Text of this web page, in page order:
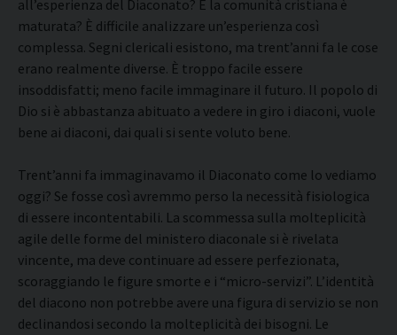
all’esperienza del Diaconato? E la comunità cristiana è
maturata? È difficile analizzare un’esperienza così
complessa. Segni clericali esistono, ma trent’anni fa le cose
erano realmente diverse. È troppo facile essere
insoddisfatti; meno facile immaginare il futuro. Il popolo di
Dio si è abbastanza abituato a vedere in giro i diaconi, vuole
bene ai diaconi, dai quali si sente voluto bene.
Trent’anni fa immaginavamo il Diaconato come lo vediamo
oggi? Se fosse così avremmo perso la necessità fisiologica
di essere incontentabili. La scommessa sulla molteplicità
agile delle forme del ministero diaconale si è rivelata
vincente, ma deve continuare ad essere perfezionata,
scoraggiando le figure smorte e i “micro-servizi”. L’identità
del diacono non potrebbe avere una figura di servizio se non
declinandosi secondo la molteplicità dei bisogni. Le